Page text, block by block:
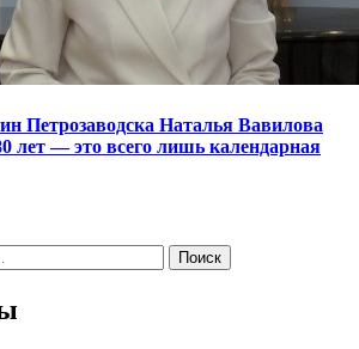
Петрозаводска Наталья Вавилова
лет — это всего лишь календарная